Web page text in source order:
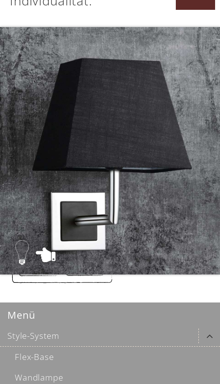
Einzeln oder kombiniert
Die qles Schirmlampe kann jeweils auf einer einzelnen
Schalterdose montiert werden oder Teil eines
Mehrfachrahmens sein, etwa in Kombination mit
Steckdose und Lichtschalter oder bei einem
Zweifachrahmen mit einem Lichtschalter.
Menü
Style-System
Flex-Base
Wandlampe